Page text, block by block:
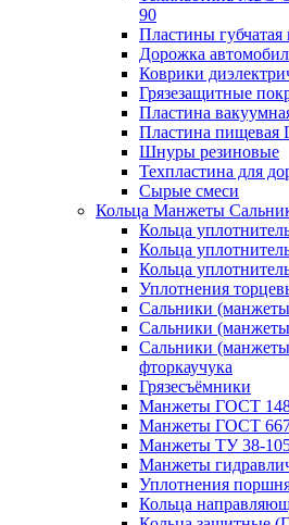
90
Пластины губчатая
Дорожка
Коврики
Грязезащитные
Пластина
Пластина пищевая
Шнуры резиновые
Техпластина для
Сырые смеси
Кольца Манжеты
Кольца
Кольца
Кольца
Уплотнения
Сальники
Сальники
Сальники
фторкаучука
Грязесъёмники
Манжеты ГОСТ
Манжеты ГОСТ
Манжеты ТУ 38-
Манжеты
Уплотнения
Кольца